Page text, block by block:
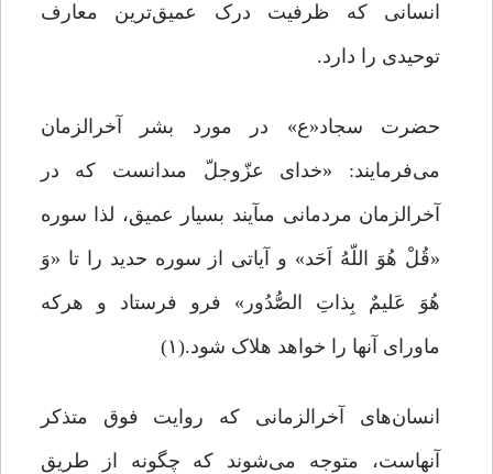
انسانی که ظرفیت درک عمیق‌ترین معارف
توحیدی را دارد.
حضرت سجاد«ع» در مورد بشر آخرالزمان
می‌فرمایند: «خداى عزّوجلّ مى‏دانست که در
آخرالزمان مردمانى مى‏آیند بسیار عمیق، لذا سوره
«قُلْ هُوَ اللّهُ اَحَد» و آیاتى از سوره حدید را تا «وَ
هُوَ عَلیمٌ بِذاتِ الصُّدُور» فرو فرستاد و هرکه
ماورای آنها را خواهد هلاک شود.(۱)
انسان‌های آخرالزمانی که روایت فوق متذکر
آنهاست، متوجه می‌شوند که چگونه از طریق